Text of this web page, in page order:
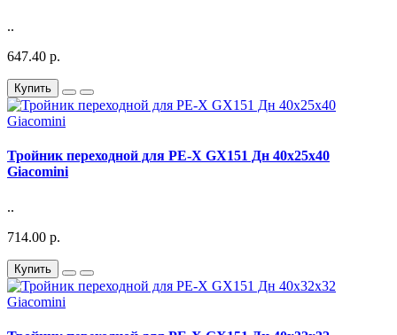
..
647.40 р.
Купить
Тройник переходной для PE-X GX151 Дн 40х25х40
Giacomini
..
714.00 р.
Купить